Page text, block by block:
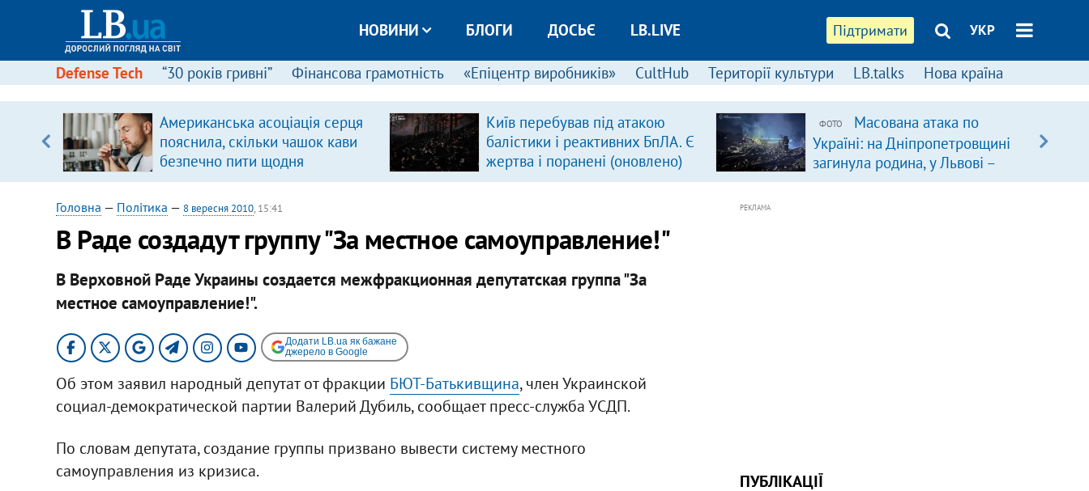
Підтримати УКР
НОВИНИ БЛОГИ ДОСЬЄ LB.LIVE
Defense Tech “30 років гривні” Фінансова грамотність «Епіцентр виробників» CultHub Території культури LB.talks Нова країна
Американська асоціація серця
пояснила, скільки чашок кави
безпечно пити щодня
Київ перебував під атакою
балістики і реактивних БпЛА. Є
жертва і поранені (оновлено)
ФОТО
Масована атака по
Україні: на Дніпропетровщині
загинула родина, у Львові –
удар по багатоповерхівках
Головна — Політика — 8 вересня 2010, 15:41
В Раде создадут группу "За местное самоуправление!"
В Верховной Раде Украины создается межфракционная депутатская группа "За
местное самоуправление!".
Додати LB.ua як бажане
джерело в Google
Об этом заявил народный депутат от фракции БЮТ-Батькивщина, член Украинской
социал-демократической партии Валерий Дубиль, сообщает пресс-служба УСДП.
По словам депутата, создание группы призвано вывести систему местного
самоуправления из кризиса.
РЕКЛАМА
ПУБЛІКАЦІЇ